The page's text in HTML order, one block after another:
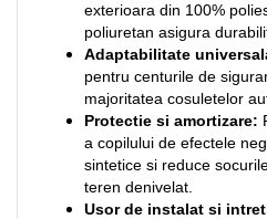
exterioara din 100%
poliuretan asigura
Adaptabilitate
pentru centurile de
majoritatea cosuletelor
Protectie si amortizare:
a copilului de efectele
sintetice si reduce
teren denivelat.
Usor de instalat si